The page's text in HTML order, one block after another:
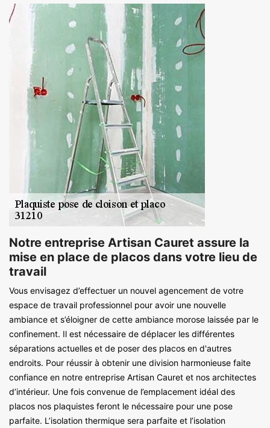
Notre entreprise Artisan Cauret assure la
mise en place de placos dans votre lieu de
travail
Vous envisagez d’effectuer un nouvel agencement de votre
espace de travail professionnel pour avoir une nouvelle
ambiance et s’éloigner de cette ambiance morose laissée par le
confinement. Il est nécessaire de déplacer les différentes
séparations actuelles et de poser des placos en d'autres
endroits. Pour réussir à obtenir une division harmonieuse faite
confiance en notre entreprise Artisan Cauret et nos architectes
d’intérieur. Une fois convenue de l’emplacement idéal des
placos nos plaquistes feront le nécessaire pour une pose
parfaite. L’isolation thermique sera parfaite et l’isolation